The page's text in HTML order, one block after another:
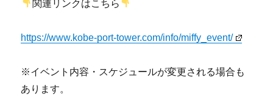
関連リンクはこちら
https://www.kobe-port-tower.com/info/miffy_event/
※イベント内容・スケジュールが変更される場合も
あります。